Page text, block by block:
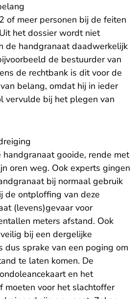
of meer personen bij de feiten
het dossier wordt niet
de handgranaat daadwerkelijk
de bestuurder van
de rechtbank is dit voor de
belang, omdat hij in ieder
vervulde bij het plegen van
handgranaat gooide, rende met
oren weg. Ook experts gingen
bij normaal gebruik
de ontploffing van deze
(levens)gevaar voor
meters afstand. Ook
bij een dergelijke
dus sprake van een poging om
te laten komen. De
en het
moeten voor het slachtoffer